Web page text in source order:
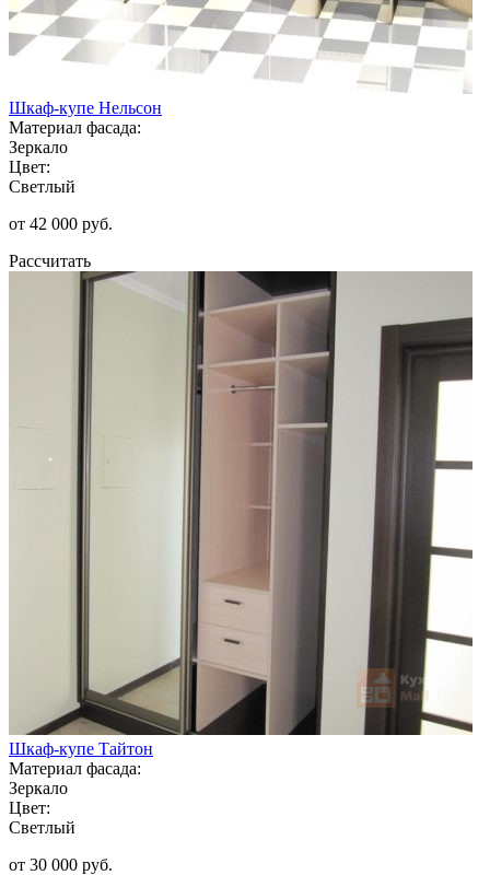
Шкаф-купе Нельсон
Материал фасада:
Зеркало
Цвет:
Светлый
от 42 000 руб.
Рассчитать
Шкаф-купе Тайтон
Материал фасада:
Зеркало
Цвет:
Светлый
от 30 000 руб.